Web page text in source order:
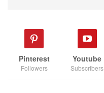
Youtube
Subscribers
Pinterest
Followers